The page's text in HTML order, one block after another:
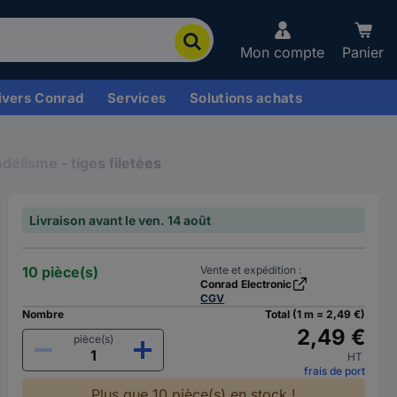
Mon compte Panier
Conrad Services Solutions achats
- tiges filetées
Livraison avant le ven. 14 août
10 pièce(s)
Vente et expédition :
Conrad Electronic
CGV
Nombre
pièce(s)
Total (1 m = 2,49 €)
2,49 €
HT
frais de port